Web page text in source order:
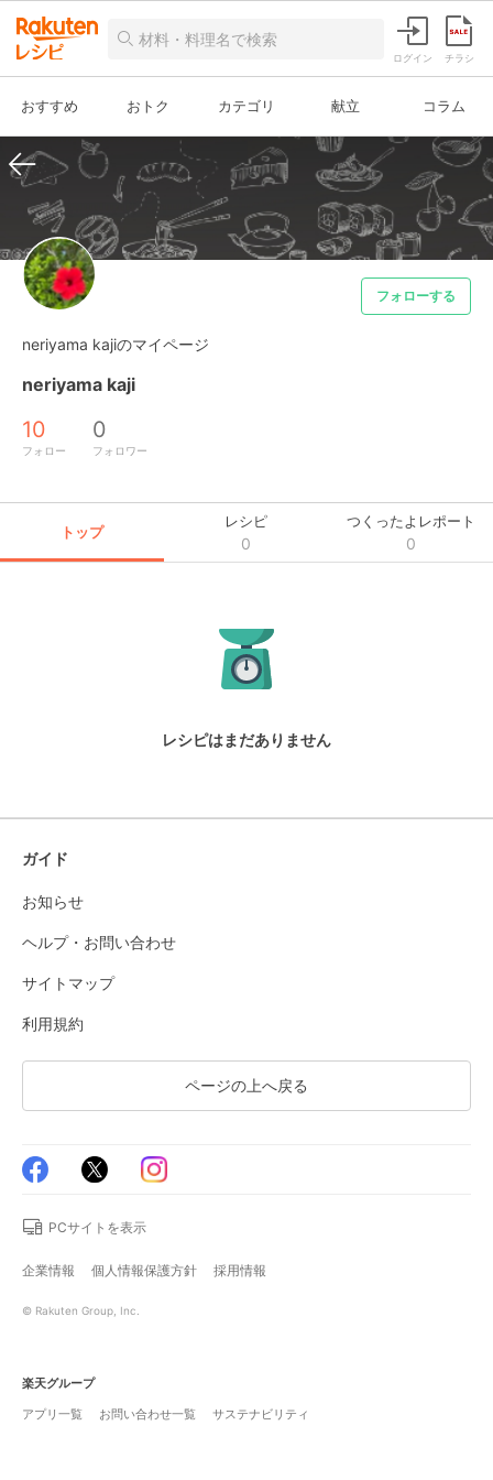
ログイン チラシ
おすすめ おトク カテゴリ 献立 コラム
フォローする
neriyama kajiのマイページ
neriyama kaji
10
フォロー
0
フォロワー
トップ
レシピ
0
つくったよレポート
0
レシピはまだありません
ガイド
お知らせ
ヘルプ・お問い合わせ
サイトマップ
利用規約
ページの上へ戻る
PCサイトを表示
企業情報 個人情報保護方針 採用情報
© Rakuten Group, Inc.
楽天グループ
アプリ一覧
お問い合わせ一覧 サステナビリティ